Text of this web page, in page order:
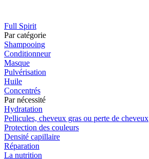
Full Spirit
Par catégorie
Shampooing
Conditionneur
Masque
Pulvérisation
Huile
Concentrés
Par nécessité
Hydratation
Pellicules, cheveux gras ou perte de cheveux
Protection des couleurs
Densité capillaire
Réparation
La nutrition